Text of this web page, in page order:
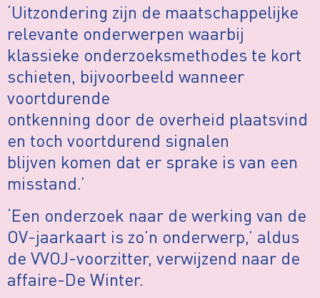
‘Uitzondering zijn de maatschappelijke
relevante onderwerpen waarbij
klassieke onderzoeksmethodes te kort
schieten, bijvoorbeeld wanneer
voortdurende
ontkenning door de overheid plaatsvind
en toch voortdurend signalen
blijven komen dat er sprake is van een
misstand.’
‘Een onderzoek naar de werking van de
OV-jaarkaart is zo’n onderwerp,’ aldus
de VVOJ-voorzitter, verwijzend naar de
affaire-De Winter.